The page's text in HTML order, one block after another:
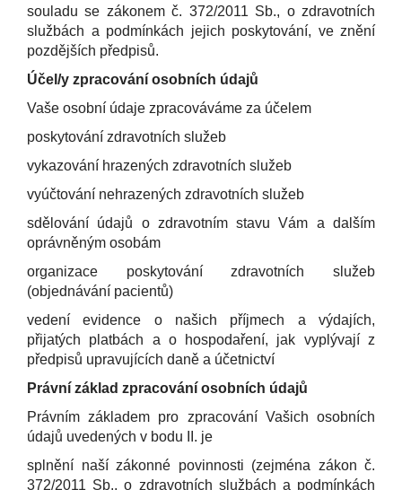
souladu se zákonem č. 372/2011 Sb., o zdravotních
službách a podmínkách jejich poskytování, ve znění
pozdějších předpisů.
Účel/y zpracování osobních údajů
Vaše osobní údaje zpracováváme za účelem
poskytování zdravotních služeb
vykazování hrazených zdravotních služeb
vyúčtování nehrazených zdravotních služeb
sdělování údajů o zdravotním stavu Vám a dalším
oprávněným osobám
organizace poskytování zdravotních služeb
(objednávání pacientů)
vedení evidence o našich příjmech a výdajích,
přijatých platbách a o hospodaření, jak vyplývají z
předpisů upravujících daně a účetnictví
Právní základ zpracování osobních údajů
Právním základem pro zpracování Vašich osobních
údajů uvedených v bodu II. je
splnění naší zákonné povinnosti (zejména zákon č.
372/2011 Sb., o zdravotních službách a podmínkách